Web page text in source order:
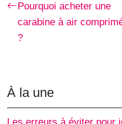
Pourquoi acheter une
carabine à air
?
À la une